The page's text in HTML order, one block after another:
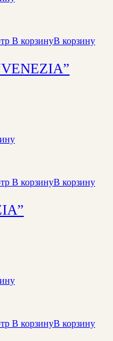
В корзинуВ корзину
В корзинуВ корзину
В корзинуВ корзину